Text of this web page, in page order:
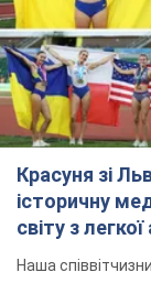
Красуня зі
історичну
світу з
Наша